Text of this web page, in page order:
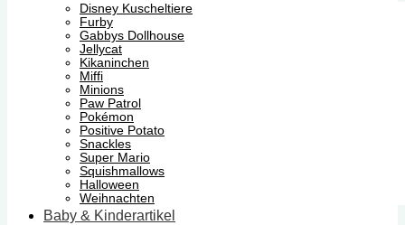
Disney Kuscheltiere
Furby
Gabbys Dollhouse
Jellycat
Kikaninchen
Miffi
Minions
Paw Patrol
Pokémon
Positive Potato
Snackles
Super Mario
Squishmallows
Halloween
Weihnachten
Baby & Kinderartikel